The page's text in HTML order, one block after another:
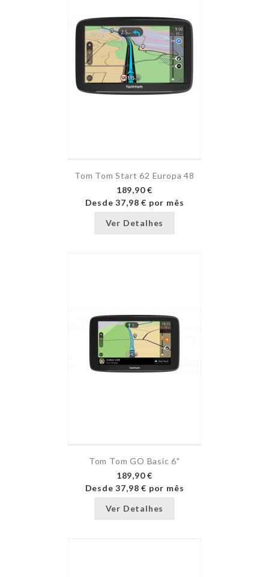
Tom Tom Start 62 Europa 48
189,90 €
Desde37,98 € por mês
Ver Detalhes
Tom Tom GO Basic 6"
189,90 €
Desde37,98 € por mês
Ver Detalhes